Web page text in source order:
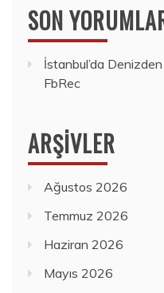
SON
İstanbul’da Denizden
FbRec
ARŞIVLER
Ağustos 2026
Temmuz 2026
Haziran 2026
Mayıs 2026